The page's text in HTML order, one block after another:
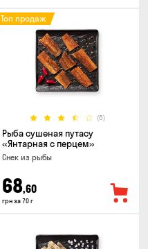
(8)
Топ продаж
Рыба сушеная путасу
«Янтарная с перцем»
Снек из рыбы
68,60
грн за 70 г